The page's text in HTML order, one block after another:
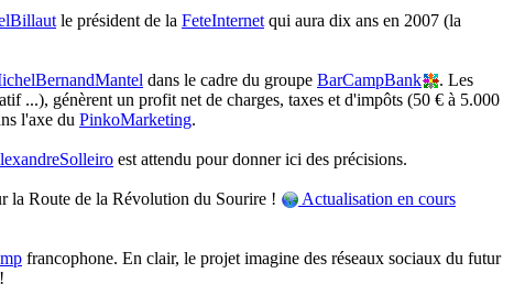
le président de la FeteInternet qui aura dix ans en 2007 (la
dans le cadre du groupe BarCampBank
. Les
...), génèrent un profit net de charges, taxes et d'impôts (50 € à 5.000
l'axe du PinkoMarketing.
est attendu pour donner ici des précisions.
la Route de la Révolution du Sourire ! Actualisation en cours
francophone. En clair, le projet imagine des réseaux sociaux du futur